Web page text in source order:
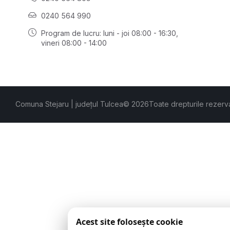
0240 564 990
Program de lucru: luni - joi 08:00 - 16:30,
vineri 08:00 - 14:00
Comuna Stejaru | județul Tulcea© 2026Toate drepturile
Acest site folosește cookie